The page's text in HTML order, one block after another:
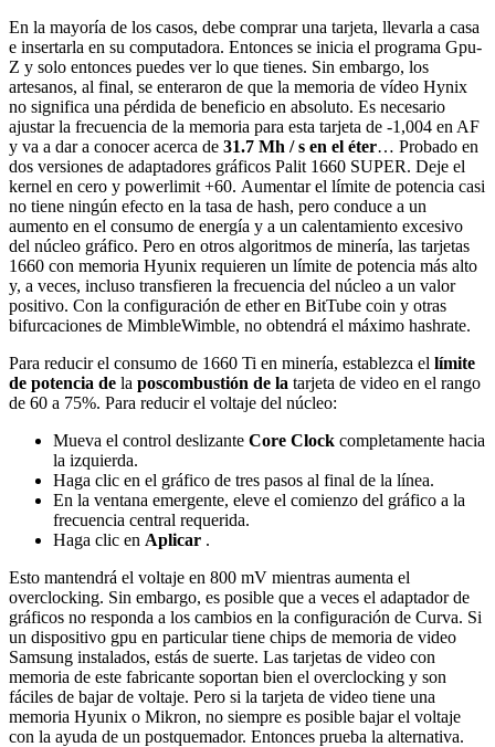
En la mayoría de los casos, debe comprar una tarjeta, llevarla a casa
e insertarla en su computadora. Entonces se inicia el programa Gpu-
Z y solo entonces puedes ver lo que tienes. Sin embargo, los
artesanos, al final, se enteraron de que la memoria de vídeo Hynix
no significa una pérdida de beneficio en absoluto. Es necesario
ajustar la frecuencia de la memoria para esta tarjeta de -1,004 en AF
y va a dar a conocer acerca de 31.7 Mh / s en el éter… Probado en
dos versiones de adaptadores gráficos Palit 1660 SUPER. Deje el
kernel en cero y powerlimit +60. Aumentar el límite de potencia casi
no tiene ningún efecto en la tasa de hash, pero conduce a un
aumento en el consumo de energía y a un calentamiento excesivo
del núcleo gráfico. Pero en otros algoritmos de minería, las tarjetas
1660 con memoria Hyunix requieren un límite de potencia más alto
y, a veces, incluso transfieren la frecuencia del núcleo a un valor
positivo. Con la configuración de ether en BitTube coin y otras
bifurcaciones de MimbleWimble, no obtendrá el máximo hashrate.
Para reducir el consumo de 1660 Ti en minería, establezca el límite
de potencia de la poscombustión de la tarjeta de video en el rango
de 60 a 75%. Para reducir el voltaje del núcleo:
Mueva el control deslizante Core Clock completamente hacia
la izquierda.
Haga clic en el gráfico de tres pasos al final de la línea.
En la ventana emergente, eleve el comienzo del gráfico a la
frecuencia central requerida.
Haga clic en Aplicar .
Esto mantendrá el voltaje en 800 mV mientras aumenta el
overclocking. Sin embargo, es posible que a veces el adaptador de
gráficos no responda a los cambios en la configuración de Curva. Si
un dispositivo gpu en particular tiene chips de memoria de video
Samsung instalados, estás de suerte. Las tarjetas de video con
memoria de este fabricante soportan bien el overclocking y son
fáciles de bajar de voltaje. Pero si la tarjeta de video tiene una
memoria Hyunix o Mikron, no siempre es posible bajar el voltaje
con la ayuda de un postquemador. Entonces prueba la alternativa.